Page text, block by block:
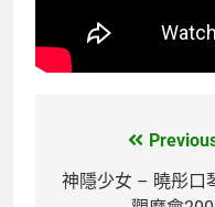
章
神隱少女 – 曉彤口